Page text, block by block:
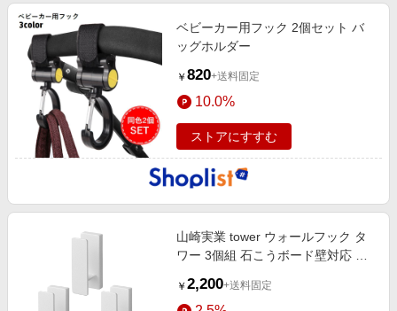
ベビーカー用フック 2個セット バ
ッグホルダー
￥ 820+送料固定
10.0%
ストアにすすむ
山崎実業 tower ウォールフック タ
ワー 3個組 石こうボード壁対応 ホ
￥ 2,200+送料固定